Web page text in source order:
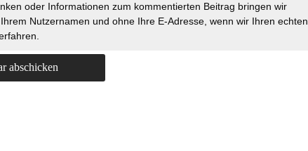
oder Informationen zum kommentierten Beitrag bringen wir
Nutzernamen und ohne Ihre E-Adresse, wenn wir Ihren echten